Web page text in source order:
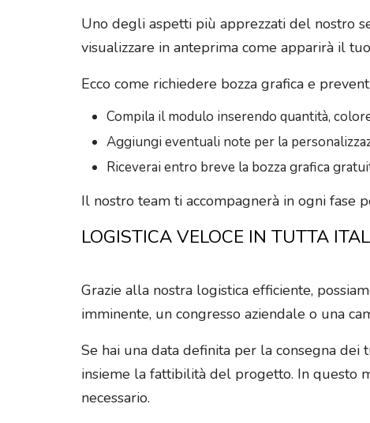
Uno degli aspetti più apprezzati del nostro
visualizzare in anteprima come apparirà il
Ecco come richiedere bozza grafica e
Compila il modulo inserendo quantità,
Aggiungi eventuali note per la
Riceverai entro breve la bozza grafica
Il nostro team ti accompagnerà in ogni fase
LOGISTICA VELOCE IN TUTTA
Grazie alla nostra logistica efficiente,
imminente, un congresso aziendale o una
Se hai una data definita per la consegna
insieme la fattibilità del progetto. In questo
necessario.